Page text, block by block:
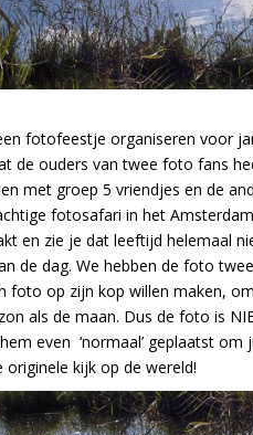
fotofeestje organiseren voor
de ouders van twee foto fans
met groep 5 vriendjes en de
fotosafari in het
en zie je dat leeftijd helemaal
de dag. We hebben de foto
foto op zijn kop willen maken,
als de maan. Dus de foto is
even ‘normaal’ geplaatst
originele kijk op de wereld!